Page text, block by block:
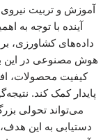
آموزش و تربیت
آینده با توجه به
داده‌های کشاورزی،
هوش مصنوعی در این
کیفیت محصولات،
پایدار کمک کند.
می‌تواند تحولی
دستیابی به این